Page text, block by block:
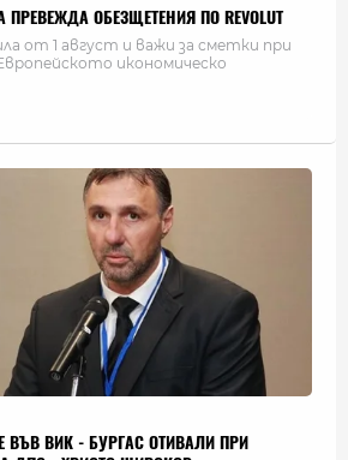
ОБЕЗЩЕТЕНИЯ ПО REVOLUT
от 1 август и важи за сметки при
икономическо
ВЪВ ВИК - БУРГАС ОТИВАЛИ ПРИ